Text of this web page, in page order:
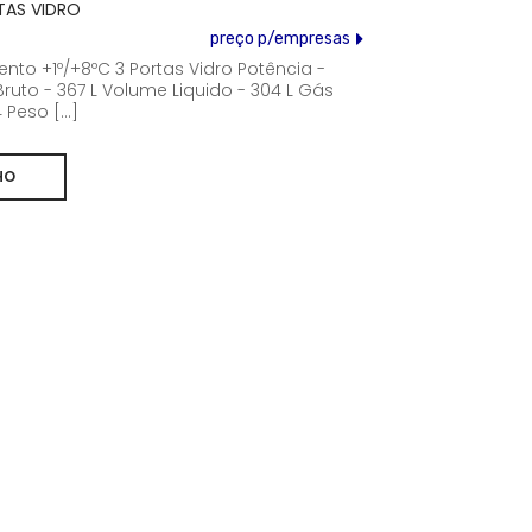
VIDRO
preço p/empresas
+1º/+8ºC 3 Portas Vidro Potência -
- 367 L Volume Liquido - 304 L Gás
[...]